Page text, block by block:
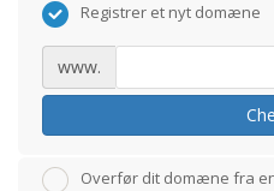
Registrer et nyt domæne
www.
Overfør dit domæne fra